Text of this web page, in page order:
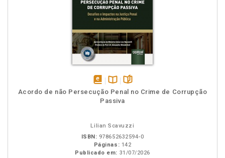
disponível
em
Disponível
na
páginas
Acordo de não Persecução Penal no Crime de Corrupção
Passiva
Lilian Scavuzzi
ISBN: 978652632594-0
Páginas: 142
Publicado em: 31/07/2026